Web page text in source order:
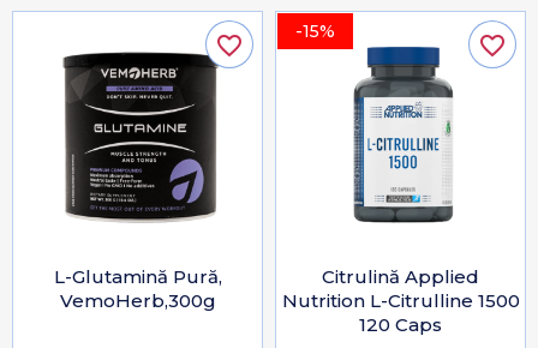
L-Glutamină Pură,
VemoHerb,300g
favorite_border -15%
Citrulină Applied
Nutrition L-Citrulline 1500
120 Caps
favorite_border